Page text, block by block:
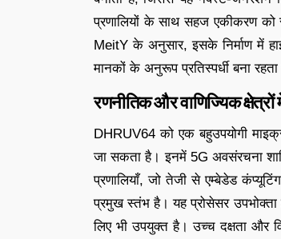
प्रणालियों के साथ सहज एकीकरण को
MeitY के अनुसार, इसके निर्माण में
मानकों के अनुरूप प्रतिस्पर्धी बना
रणनीतिक और वाणिज्यिक
DHRUV64 को एक बहुउपयोगी
जा सकता है। इनमें 5G अवसंरचना
प्रणालियाँ, जो तेजी से एम्बेडेड
प्रमुख स्तंभ है। यह प्रोसेसर
लिए भी उपयुक्त है। उच्च दक्षता और